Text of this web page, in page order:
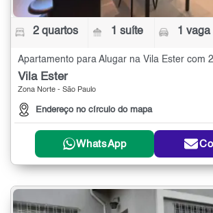
2 quartos 1 suíte 1 vaga
Apartamento para Alugar na Vila Ester com
Vila Ester
Zona Norte - São Paulo
Endereço no círculo do mapa
WhatsApp